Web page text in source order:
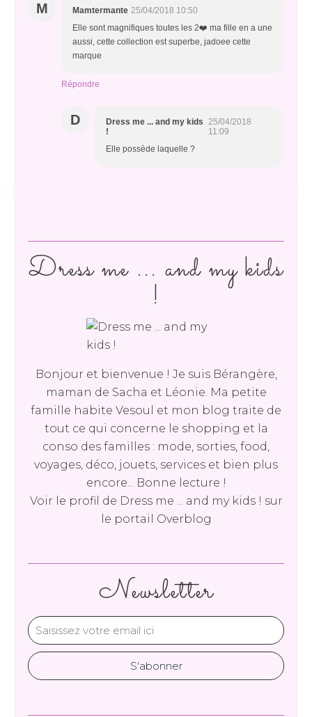
M Mamtermante 25/04/2018 10:50
Elle sont magnifiques toutes les 2❤️ ma fille en a une
aussi, cette collection est superbe, jadoee cette
marque
Répondre
D
Dress me ... and my kids
!
25/04/2018
11:09
Elle possède laquelle ?
Newsletter
Dress me ... and my kids
!
Bonjour et bienvenue ! Je suis Bérangère,
maman de Sacha et Léonie. Ma petite
famille habite Vesoul et mon blog traite de
tout ce qui concerne le shopping et la
conso des familles : mode, sorties, food,
voyages, déco, jouets, services et bien plus
encore... Bonne lecture !
Voir le profil de Dress me ... and my kids ! sur
le portail Overblog